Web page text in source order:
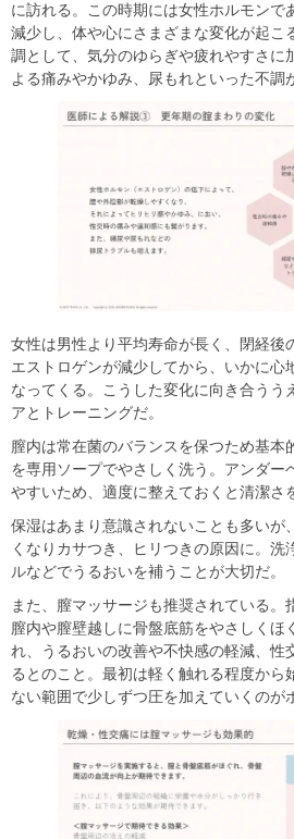
に訪れる。この時期には女性ホルモンで
減少し、体や心にさまざまな変化が起こ
調として、気分のゆらぎや疲れやすさに
よる痛みやかゆみ、尿もれといった不調
女性は男性より平均寿命が長く、閉経後
エストロゲンが減少してから、いかに心
なってくる。こうした変化に向き合うう
アとトレーニングだ。
膣内は常在菌のバランスを保つため基本
を専用ソープでやさしく洗う。アンダー
やすいため、適度に整えておくと清潔さ
保湿はあまり意識されないことも多いが
くなりカサつき、ヒリつきの原因に。洗
ルなどでうるおいを補うことが大切だ。
また、膣マッサージも推奨されている。
膣内や膣壁越しに骨盤底筋をやさしくほ
れ、うるおいの改善や不快感の軽減、性
るとのこと。最初は軽く触れる程度から
ない範囲で少しずつ圧を加えていくのが